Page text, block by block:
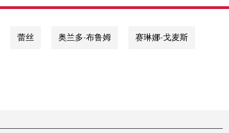
年。
2018上海新年倒计时由上海市旅游局和上海
的倾情支持。
蕾丝 奥兰多·布鲁姆 赛琳娜·戈麦斯